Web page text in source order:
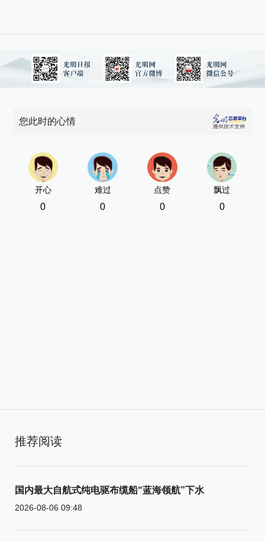
您此时的心情
开心
0
难过
0
点赞
0
飘过
0
推荐阅读
国内最大自航式纯电驱布缆船“蓝海领航”下水
2026-08-06 09:48